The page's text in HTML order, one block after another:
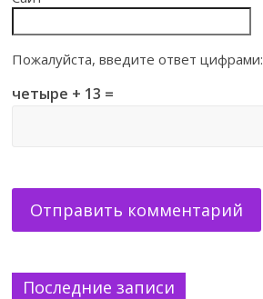
Пожалуйста, введите ответ цифрами:
четыре + 13 =
Последние записи